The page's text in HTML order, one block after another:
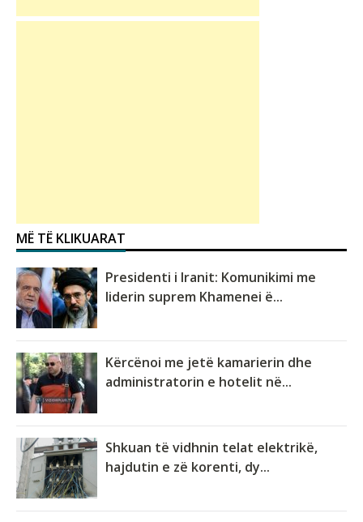
MË TË KLIKUARAT
Presidenti i Iranit: Komunikimi me
liderin suprem Khamenei ë...
Kërcënoi me jetë kamarierin dhe
administratorin e hotelit në...
Shkuan të vidhnin telat elektrikë,
hajdutin e zë korenti, dy...